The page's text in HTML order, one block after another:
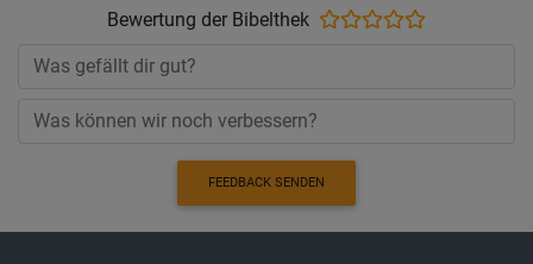
Bewertung der Bibelthek
FEEDBACK SENDEN